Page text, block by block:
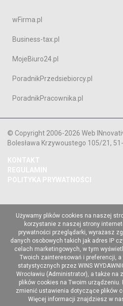
wFirma.pl
Business-tax.pl
MojeBiuro24.pl
PoradnikPrzedsiebiorcy.pl
PoradnikPracownika.pl
© Copyright 2006-2026 Web
Bolesława Krzywoustego 105/21,
KONTAKT
REGULAMIN
POLITYKA PRYWATNOŚCI
Używamy plików cookies na naszej
korzystanie z naszej strony
prywatności przeglądarki, wyrażasz
danych osobowych takich jak adres IP
celach marketingowych, w tym
Twoich zainteresowań i preferencji,
statystycznych przez WINS
Wrocławiu (Administrator), a także na
plików cookies na Twoim
zmienić ustawienia dotyczące plików
Więcej informacji znajdziesz w